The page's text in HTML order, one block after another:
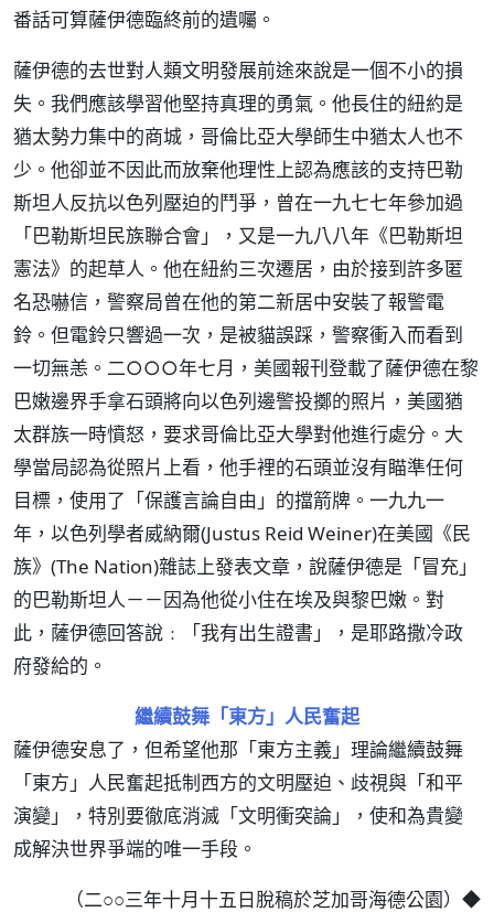
番話可算薩伊德臨終前的遺囑。
薩伊德的去世對人類文明發展前途來說是一個不小的損
失。我們應該學習他堅持真理的勇氣。他長住的紐約是
猶太勢力集中的商城，哥倫比亞大學師生中猶太人也不
少。他卻並不因此而放棄他理性上認為應該的支持巴勒
斯坦人反抗以色列壓迫的鬥爭，曾在一九七七年參加過
「巴勒斯坦民族聯合會」，又是一九八八年《巴勒斯坦
憲法》的起草人。他在紐約三次遷居，由於接到許多匿
名恐嚇信，警察局曾在他的第二新居中安裝了報警電
鈴。但電鈴只響過一次，是被貓誤踩，警察衝入而看到
一切無恙。二○○○年七月，美國報刊登載了薩伊德在黎
巴嫩邊界手拿石頭將向以色列邊警投擲的照片，美國猶
太群族一時憤怒，要求哥倫比亞大學對他進行處分。大
學當局認為從照片上看，他手裡的石頭並沒有瞄準任何
目標，使用了「保護言論自由」的擋箭牌。一九九一
年，以色列學者威納爾(Justus Reid Weiner)在美國《民
族》(The Nation)雜誌上發表文章，說薩伊德是「冒充」
的巴勒斯坦人－－因為他從小住在埃及與黎巴嫩。對
此，薩伊德回答說﹕「我有出生證書」，是耶路撒冷政
府發給的。
繼續鼓舞「東方」人民奮起
薩伊德安息了，但希望他那「東方主義」理論繼續鼓舞
「東方」人民奮起抵制西方的文明壓迫、歧視與「和平
演變」，特別要徹底消滅「文明衝突論」，使和為貴變
成解決世界爭端的唯一手段。
（二○○三年十月十五日脫稿於芝加哥海德公園）◆